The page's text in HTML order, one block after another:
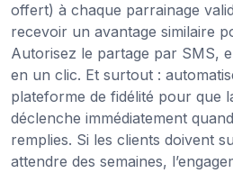
offert) à chaque parrainage
recevoir un avantage similaire
Autorisez le partage par SMS,
en un clic. Et surtout :
plateforme de fidélité pour que
déclenche immédiatement
remplies. Si les clients doivent
attendre des semaines,